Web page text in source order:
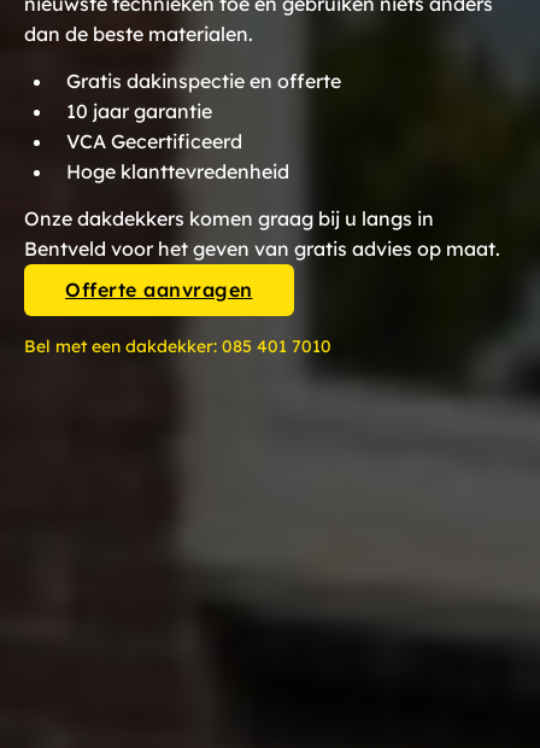
dan de beste materialen.
Gratis dakinspectie en offerte
10 jaar garantie
VCA Gecertificeerd
Hoge klanttevredenheid
Onze dakdekkers komen graag bij u langs in
Bentveld voor het geven van gratis advies op maat.
Offerte aanvragen
Bel met een dakdekker: 085 401 7010